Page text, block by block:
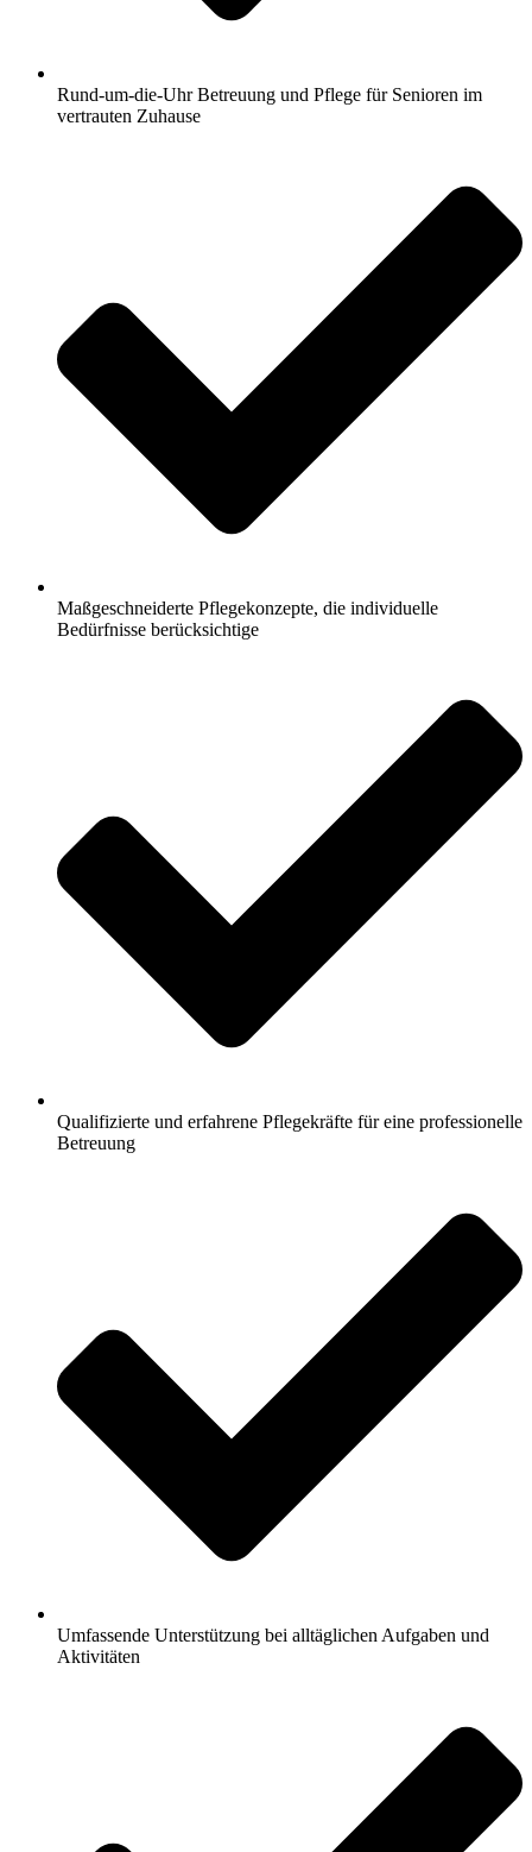
Rund-um-die-Uhr Betreuung und Pflege für Senioren im
vertrauten Zuhause
Maßgeschneiderte Pflegekonzepte, die individuelle
Bedürfnisse berücksichtige
Qualifizierte und erfahrene Pflegekräfte für eine professionelle
Betreuung
Umfassende Unterstützung bei alltäglichen Aufgaben und
Aktivitäten